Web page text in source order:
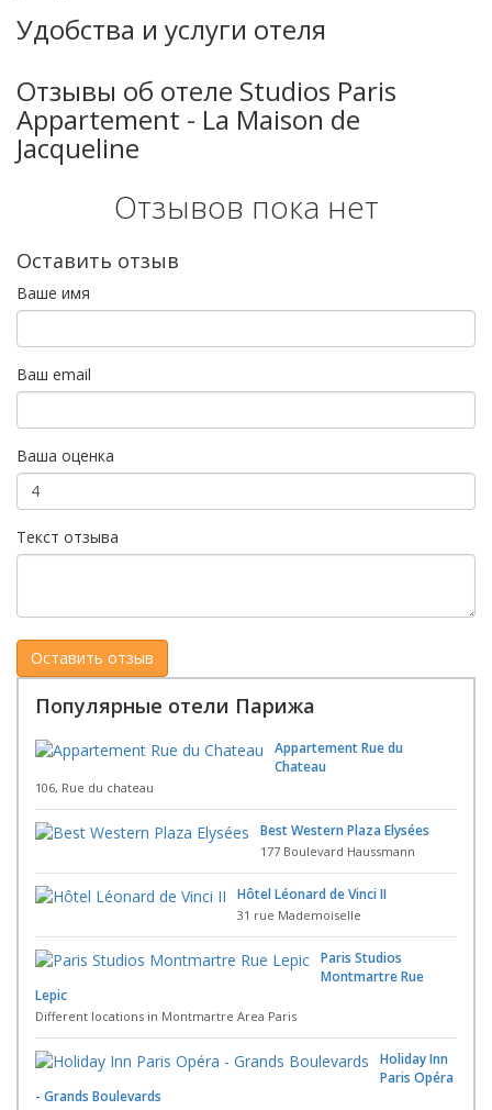
Удобства и услуги отеля
Отзывы об отеле Studios Paris
Appartement - La Maison de
Jacqueline
Отзывов пока нет
Оставить отзыв
Ваше имя
Ваш email
Ваша оценка
Текст отзыва
Популярные отели Парижа
Appartement Rue du
Chateau
106, Rue du chateau
Best Western Plaza Elysées
177 Boulevard Haussmann
Hôtel Léonard de Vinci II
31 rue Mademoiselle
Paris Studios
Montmartre Rue
Lepic
Different locations in Montmartre Area Paris
Holiday Inn
Paris Opéra
- Grands Boulevards